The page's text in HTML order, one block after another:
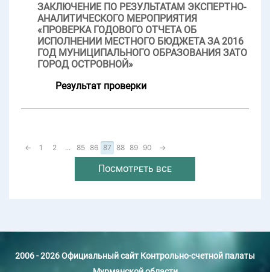
ЗАКЛЮЧЕНИЕ ПО РЕЗУЛЬТАТАМ ЭКСПЕРТНО-
АНАЛИТИЧЕСКОГО МЕРОПРИЯТИЯ
«ПРОВЕРКА ГОДОВОГО ОТЧЕТА ОБ
ИСПОЛНЕНИИ МЕСТНОГО БЮДЖЕТА ЗА 2016
ГОД МУНИЦИПАЛЬНОГО ОБРАЗОВАНИЯ ЗАТО
ГОРОД ОСТРОВНОЙ»
Результат проверки
← 1 2 ... 85 86 87 88 89 90 →
Посмотреть все
2006 - 2026 Официальный сайт Контрольно-счетной палаты